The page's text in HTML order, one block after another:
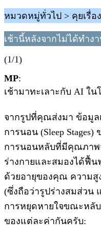
หมวดหมู่ทั่วไป > คุยเรื่อ
เช้านี้หลังจากไม่ได้ทำง
(1/1)
MP:
เช้ามาทะเลาะกับ AI ใ
จากรูปที่คุณส่งมา ข้อมู
การนอน (Sleep
การนอนหลับที่มีคุณภาพ
ร่างกายและสมองได้ฟื้น
ด้วยอายุของคุณ ความสู
(ซึ่งถือว่ารูปร่างสมส่วน
การหยุดหายใจขณะหลั
ของแต่ละค่ากันครับ: